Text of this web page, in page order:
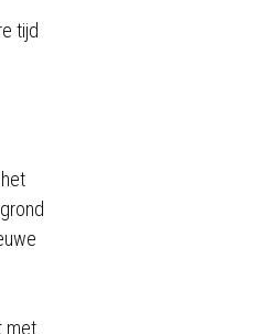
tijd
met